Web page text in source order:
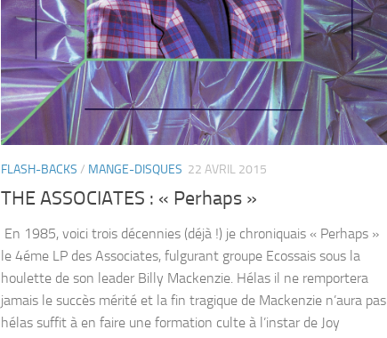
FLASH-BACKS / MANGE-DISQUES 22 AVRIL 2015
THE ASSOCIATES : « Perhaps »
En 1985, voici trois décennies (déjà !) je chroniquais « Perhaps »
le 4éme LP des Associates, fulgurant groupe Ecossais sous la
houlette de son leader Billy Mackenzie. Hélas il ne remportera
jamais le succès mérité et la fin tragique de Mackenzie n’aura pas
hélas suffit à en faire une formation culte à l’instar de Joy